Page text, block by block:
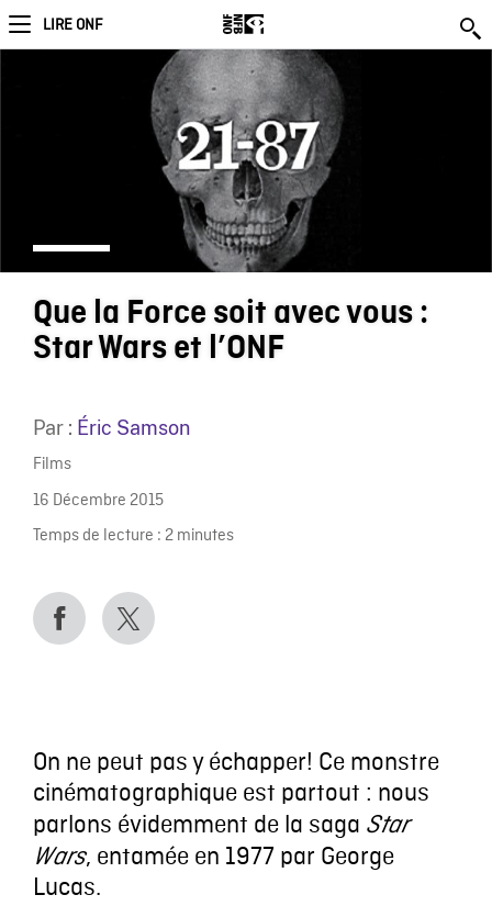
LIRE ONF
Que la Force soit avec vous :
Star Wars et l’ONF
Par : Éric Samson
Films
16 Décembre 2015
Temps de lecture : 2 minutes
On ne peut pas y échapper! Ce monstre
cinématographique est partout : nous
parlons évidemment de la saga Star
Wars, entamée en 1977 par George
Lucas.